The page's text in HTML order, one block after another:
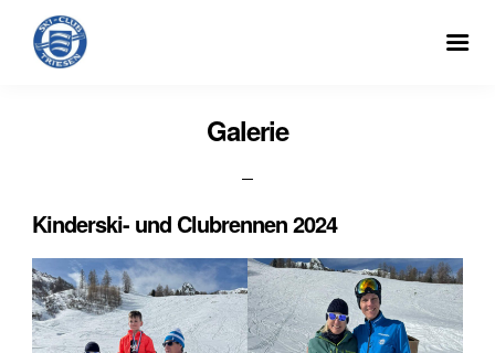
Galerie
Kinderski- und Clubrennen 2024